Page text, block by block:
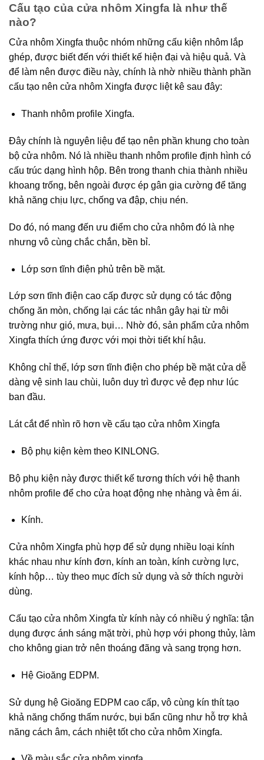
Cấu tạo của cửa nhôm Xingfa là như thế
nào?
Cửa nhôm Xingfa thuộc nhóm những cấu kiện nhôm lắp
ghép, được biết đến với thiết kế hiện đại và hiệu quả. Và
để làm nên được điều này, chính là nhờ nhiều thành phần
cấu tạo nên cửa nhôm Xingfa được liệt kê sau đây:
Thanh nhôm profile Xingfa.
Đây chính là nguyên liệu để tạo nên phần khung cho toàn
bộ cửa nhôm. Nó là nhiều thanh nhôm profile định hình có
cấu trúc dạng hình hộp. Bên trong thanh chia thành nhiều
khoang trống, bên ngoài được ép gân gia cường để tăng
khả năng chịu lực, chống va đập, chịu nén.
Do đó, nó mang đến ưu điểm cho cửa nhôm đó là nhẹ
nhưng vô cùng chắc chắn, bền bỉ.
Lớp sơn tĩnh điện phủ trên bề mặt.
Lớp sơn tĩnh điện cao cấp được sử dụng có tác động
chống ăn mòn, chống lại các tác nhân gây hại từ môi
trường như gió, mưa, bụi… Nhờ đó, sản phẩm cửa nhôm
Xingfa thích ứng được với mọi thời tiết khí hậu.
Không chỉ thế, lớp sơn tĩnh điện cho phép bề mặt cửa dễ
dàng vệ sinh lau chùi, luôn duy trì được vẻ đẹp như lúc
ban đầu.
Lát cắt để nhìn rõ hơn về cấu tạo cửa nhôm Xingfa
Bộ phụ kiện kèm theo KINLONG.
Bộ phụ kiện này được thiết kế tương thích với hệ thanh
nhôm profile để cho cửa hoạt động nhẹ nhàng và êm ái.
Kính.
Cửa nhôm Xingfa phù hợp để sử dụng nhiều loại kính
khác nhau như kính đơn, kính an toàn, kính cường lực,
kính hộp… tùy theo mục đích sử dụng và sở thích người
dùng.
Cấu tạo cửa nhôm Xingfa từ kính này có nhiều ý nghĩa: tận
dụng được ánh sáng mặt trời, phù hợp với phong thủy, làm
cho không gian trở nên thoáng đãng và sang trọng hơn.
Hệ Gioăng EDPM.
Sử dụng hệ Gioăng EDPM cao cấp, vô cùng kín thít tạo
khả năng chống thấm nước, bụi bẩn cũng như hỗ trợ khả
năng cách âm, cách nhiệt tốt cho cửa nhôm Xingfa.